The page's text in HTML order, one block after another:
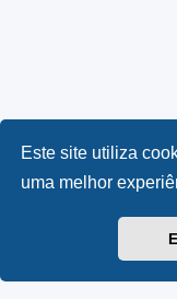
Este site utiliza
uma melhor